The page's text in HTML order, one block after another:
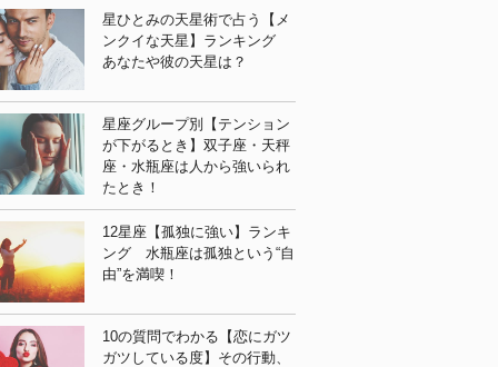
星ひとみの天星術で占う【メ
ンクイな天星】ランキング
あなたや彼の天星は？
星座グループ別【テンション
が下がるとき】双子座・天秤
座・水瓶座は人から強いられ
たとき！
12星座【孤独に強い】ランキ
ング 水瓶座は孤独という“自
由”を満喫！
10の質問でわかる【恋にガツ
ガツしている度】その行動、